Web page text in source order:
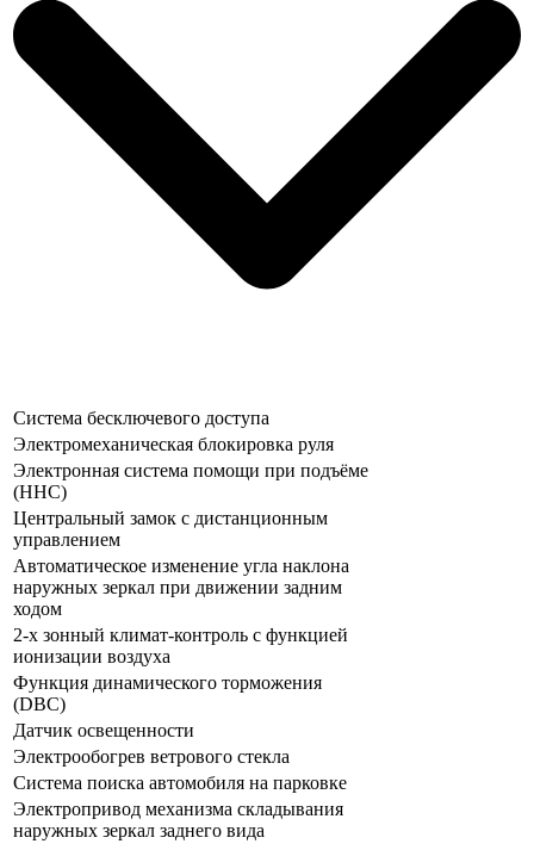
Система бесключевого доступа
Электромеханическая блокировка руля
Электронная система помощи при подъёме
(HHC)
Центральный замок с дистанционным
управлением
Автоматическое изменение угла наклона
наружных зеркал при движении задним
ходом
2-х зонный климат-контроль с функцией
ионизации воздуха
Функция динамического торможения
(DBC)
Датчик освещенности
Электрообогрев ветрового стекла
Система поиска автомобиля на парковке
Электропривод механизма складывания
наружных зеркал заднего вида